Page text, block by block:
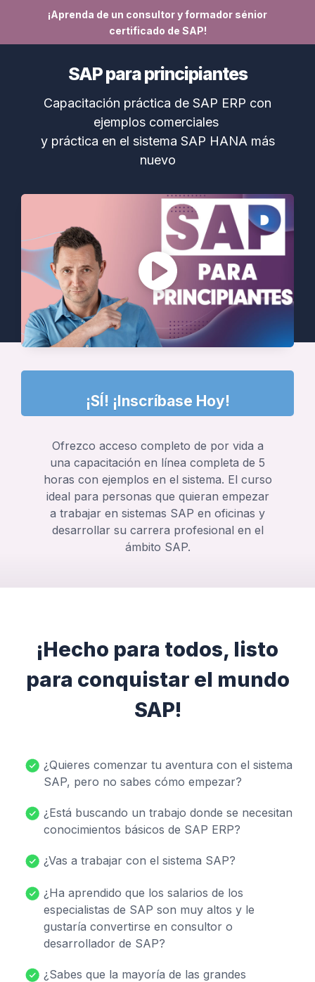
¡Aprenda de un consultor y formador sénior
certificado de SAP!
SAP para principiantes
Capacitación práctica de SAP ERP con
ejemplos comerciales
y práctica en el sistema SAP HANA más
nuevo
¡SÍ! ¡Inscríbase Hoy!
Ofrezco acceso completo de por vida a
una capacitación en línea completa de 5
horas con ejemplos en el sistema. El curso
ideal para personas que quieran empezar
a trabajar en sistemas SAP en oficinas y
desarrollar su carrera profesional en el
ámbito SAP.
¡Hecho para todos, listo
para conquistar el mundo
SAP!
¿Quieres comenzar tu aventura con el sistema
SAP, pero no sabes cómo empezar?
¿Está buscando un trabajo donde se necesitan
conocimientos básicos de SAP ERP?
¿Vas a trabajar con el sistema SAP?
¿Ha aprendido que los salarios de los
especialistas de SAP son muy altos y le
gustaría convertirse en consultor o
desarrollador de SAP?
¿Sabes que la mayoría de las grandes